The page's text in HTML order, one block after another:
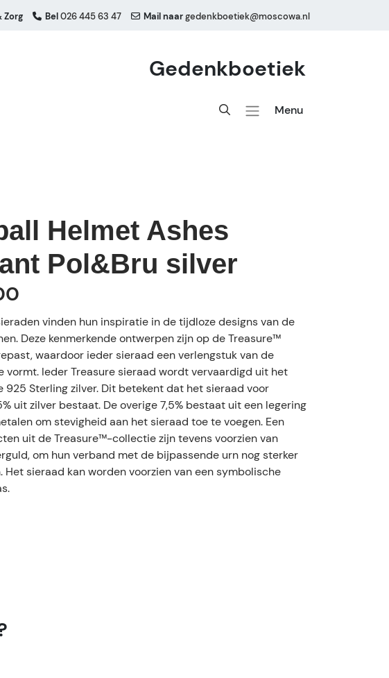
Zorg Bel026 445 63 47 Mail naargedenkboetiek@moscowa.nl
Gedenkboetiek
Menu
Helmet Ashes
Pol&Bru silver
vinden hun inspiratie in de tijdloze designs van de
Deze kenmerkende ontwerpen zijn op de Treasure™
waardoor ieder sieraad een verlengstuk van de
vormt. Ieder Treasure sieraad wordt vervaardigd uit het
925 Sterling zilver. Dit betekent dat het sieraad voor
uit zilver bestaat. De overige 7,5% bestaat uit een legering
om stevigheid aan het sieraad toe te voegen. Een
uit de Treasure™-collectie zijn tevens voorzien van
om hun verband met de bijpassende urn nog sterker
Het sieraad kan worden voorzien van een symbolische